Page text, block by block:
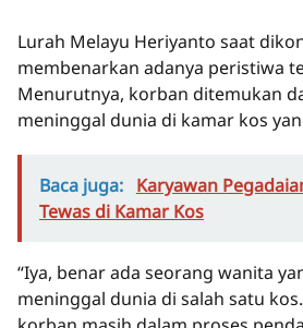
Lurah Melayu Heriyanto saat
membenarkan adanya peristiwa
Menurutnya, korban ditemukan
meninggal dunia di kamar kos
Baca juga: Karyawan
Tewas di Kamar Kos
“Iya, benar ada seorang wanita
meninggal dunia di salah satu